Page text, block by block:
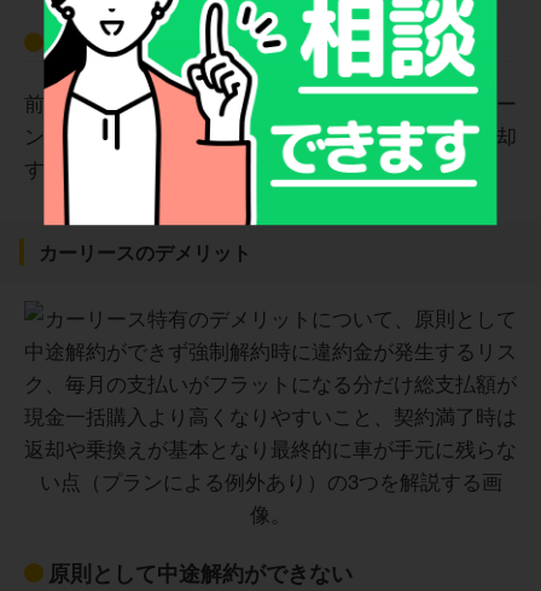
車の所有権が自分にない
前述の通り、どちらも車の所有権はリース会社やロー
ン会社などにあるため、自分の判断で勝手に車を売却
することはできません。
カーリースのデメリット
原則として中途解約ができない